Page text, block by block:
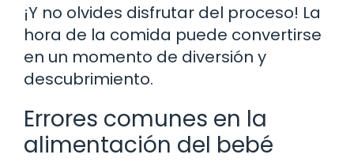
¡Y no olvides disfrutar del proceso! La
hora de la comida puede convertirse
en un momento de diversión y
descubrimiento.
Errores comunes en la
alimentación del bebé